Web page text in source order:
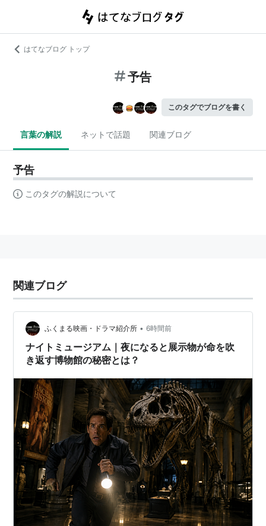
はてなブログ トップ
予告
このタグでブログを書く
言葉の解説 ネットで話題 関連ブログ
予告
このタグの解説について
関連ブログ
ふくまる映画・ドラマ紹介所 • 6時間前
ナイトミュージアム｜夜になると展示物が命を吹
き返す博物館の秘密とは？